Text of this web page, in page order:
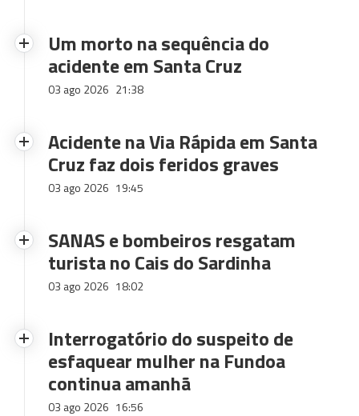
Um morto na sequência do
acidente em Santa Cruz
03 ago 2026 21:38
Acidente na Via Rápida em Santa
Cruz faz dois feridos graves
03 ago 2026 19:45
SANAS e bombeiros resgatam
turista no Cais do Sardinha
03 ago 2026 18:02
Interrogatório do suspeito de
esfaquear mulher na Fundoa
continua amanhã
03 ago 2026 16:56